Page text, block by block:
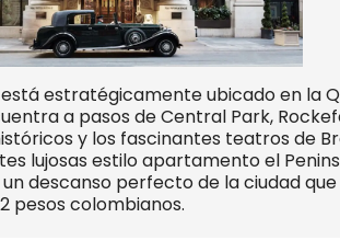
estratégicamente ubicado en la
a pasos de Central Park,
y los fascinantes teatros de
lujosas estilo apartamento el
descanso perfecto de la ciudad
pesos colombianos.